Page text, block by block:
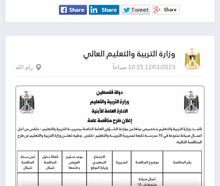
وزارة التربية والتعليم العالي
12/01/2023 10:15 صباحاً رام الله